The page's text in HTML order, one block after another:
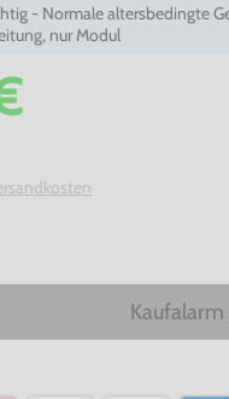
- Normale altersbedingte
nur Modul
Kaufalarm